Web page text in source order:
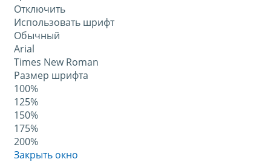
Отключить
Использовать шрифт
Обычный
Arial
Times New Roman
Размер шрифта
100%
125%
150%
175%
200%
Закрыть окно